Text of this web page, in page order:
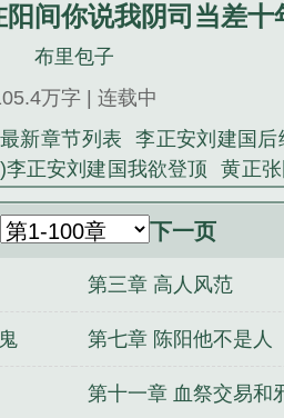
间你说我阴司当差十
布里包子
万字 | 连载中
新章节列表 李正安刘建国后
李正安刘建国我欲登顶 黄正
弹窗 领导夫人杨逸免费阅读
李正安刘建国笔趣阁
宋文豪西湖遇雨笔趣阁无弹窗
外)+(全文)李正安刘建国我欲
下一页
第三章 高人风范
第七章 陈阳他不是人
第十一章 血祭交易和